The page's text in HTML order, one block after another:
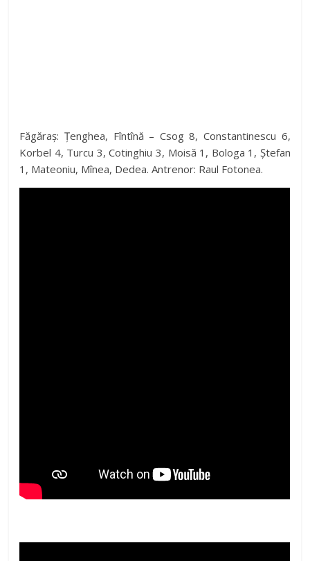
Făgăraș: Țenghea, Fîntînă – Csog 8, Constantinescu 6,
Korbel 4, Turcu 3, Cotinghiu 3, Moisă 1, Bologa 1, Ștefan
1, Mateoniu, Mînea, Dedea. Antrenor: Raul Fotonea.